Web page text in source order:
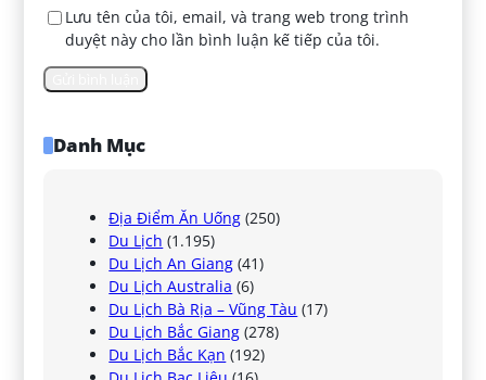
Lưu tên của tôi, email, và trang web trong trình
duyệt này cho lần bình luận kế tiếp của tôi.
Danh Mục
Địa Điểm Ăn Uống (250)
Du Lịch (1.195)
Du Lịch An Giang (41)
Du Lịch Australia (6)
Du Lịch Bà Rịa – Vũng Tàu (17)
Du Lịch Bắc Giang (278)
Du Lịch Bắc Kạn (192)